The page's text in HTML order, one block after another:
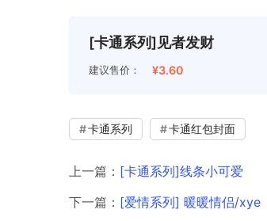
[卡通系列]见者发财
建议售价： ¥3.60
卡通系列 卡通红包封面
上一篇： [卡通系列]线条小可爱
下一篇： [爱情系列] 暖暖情侣/xye